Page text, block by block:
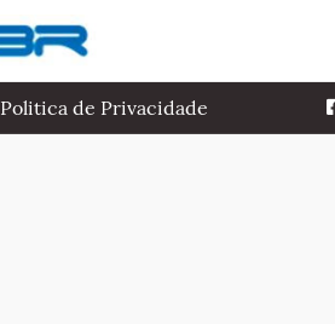
Politica de Privacidade